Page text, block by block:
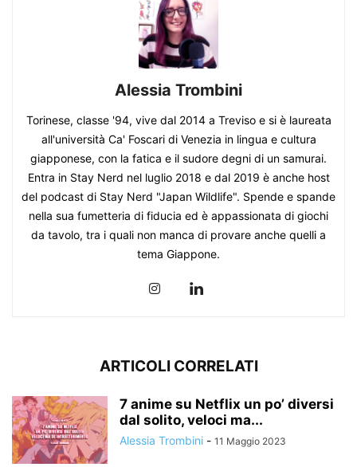
Alessia Trombini
Torinese, classe '94, vive dal 2014 a Treviso e si è laureata
all'università Ca' Foscari di Venezia in lingua e cultura
giapponese, con la fatica e il sudore degni di un samurai.
Entra in Stay Nerd nel luglio 2018 e dal 2019 è anche host
del podcast di Stay Nerd "Japan Wildlife". Spende e spande
nella sua fumetteria di fiducia ed è appassionata di giochi
da tavolo, tra i quali non manca di provare anche quelli a
tema Giappone.
ARTICOLI CORRELATI
7 anime su Netflix un po’ diversi
dal solito, veloci ma...
Alessia Trombini - 11 Maggio 2023